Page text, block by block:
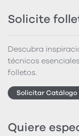
Solicite
Descubra
técnicos
folletos.
Solicitar Catálogo
Quiere